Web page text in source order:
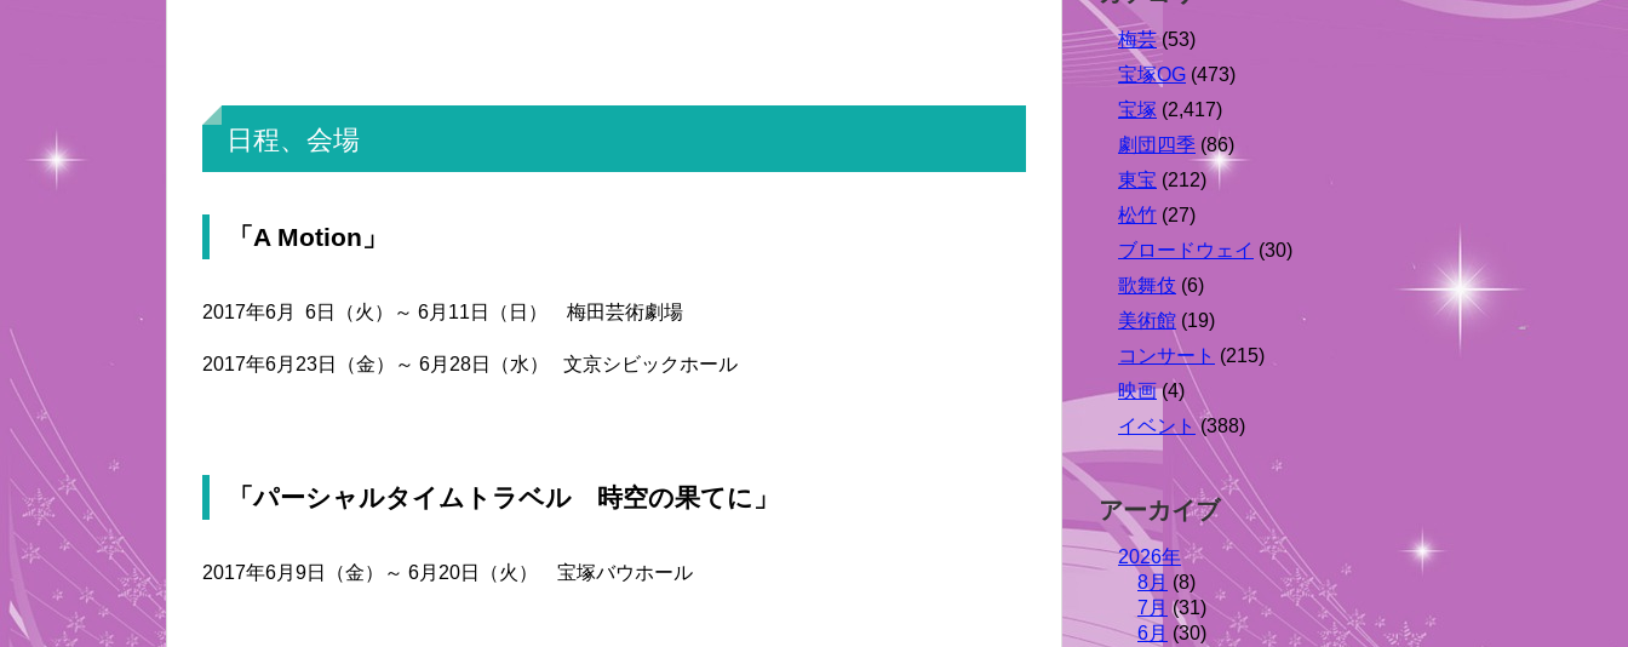
日程、会場
「A Motion」
2017年6月 6日（火）～ 6月11日（日） 梅田芸術劇場
2017年6月23日（金）～ 6月28日（水） 文京シビックホール
「パーシャルタイムトラベル 時空の果てに」
2017年6月9日（金）～ 6月20日（火） 宝塚バウホール
梅芸(53)
宝塚OG (473)
宝塚 (2,417)
劇団四季 (86)
東宝 (212)
松竹 (27)
ブロードウェイ (30)
歌舞伎 (6)
美術館 (19)
コンサート (215)
映画(4)
イベント(388)
アーカイブ
2026年
8月 (8)
7月 (31)
6月 (30)